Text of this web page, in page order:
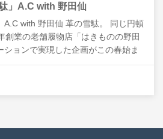
」A.C with 野田仙
A.C with 野田仙 革の雪駄。 同じ円頓
創業の老舗履物店「はきものの野田
ョンで実現した企画がこの春始ま